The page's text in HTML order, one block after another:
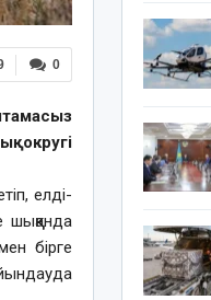
0
округі
елді-
бірге